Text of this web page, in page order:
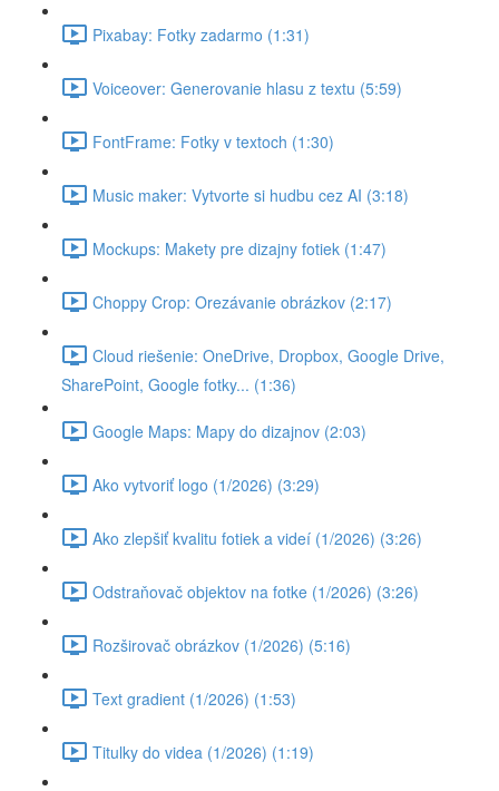
Pixabay: Fotky zadarmo (1:31)
Voiceover: Generovanie hlasu z textu (5:59)
FontFrame: Fotky v textoch (1:30)
Music maker: Vytvorte si hudbu cez AI (3:18)
Mockups: Makety pre dizajny fotiek (1:47)
Choppy Crop: Orezávanie obrázkov (2:17)
Cloud riešenie: OneDrive, Dropbox, Google Drive,
SharePoint, Google fotky... (1:36)
Google Maps: Mapy do dizajnov (2:03)
Ako vytvoriť logo (1/2026) (3:29)
Ako zlepšiť kvalitu fotiek a videí (1/2026) (3:26)
Odstraňovač objektov na fotke (1/2026) (3:26)
Rozširovač obrázkov (1/2026) (5:16)
Text gradient (1/2026) (1:53)
Titulky do videa (1/2026) (1:19)